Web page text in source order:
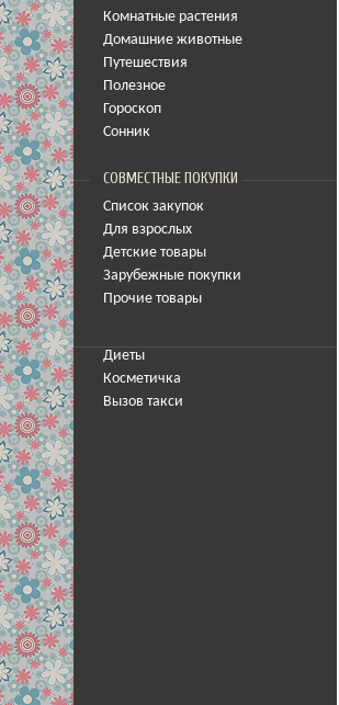
Комнатные растения
Домашние животные
Путешествия
Полезное
Гороскоп
Сонник
СОВМЕСТНЫЕ ПОКУПКИ
Список закупок
Для взрослых
Детские товары
Зарубежные покупки
Прочие товары
Диеты
Косметичка
Вызов такси